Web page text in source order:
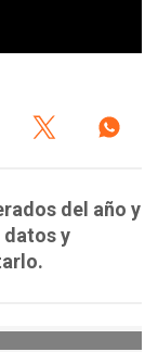
del año y
datos y